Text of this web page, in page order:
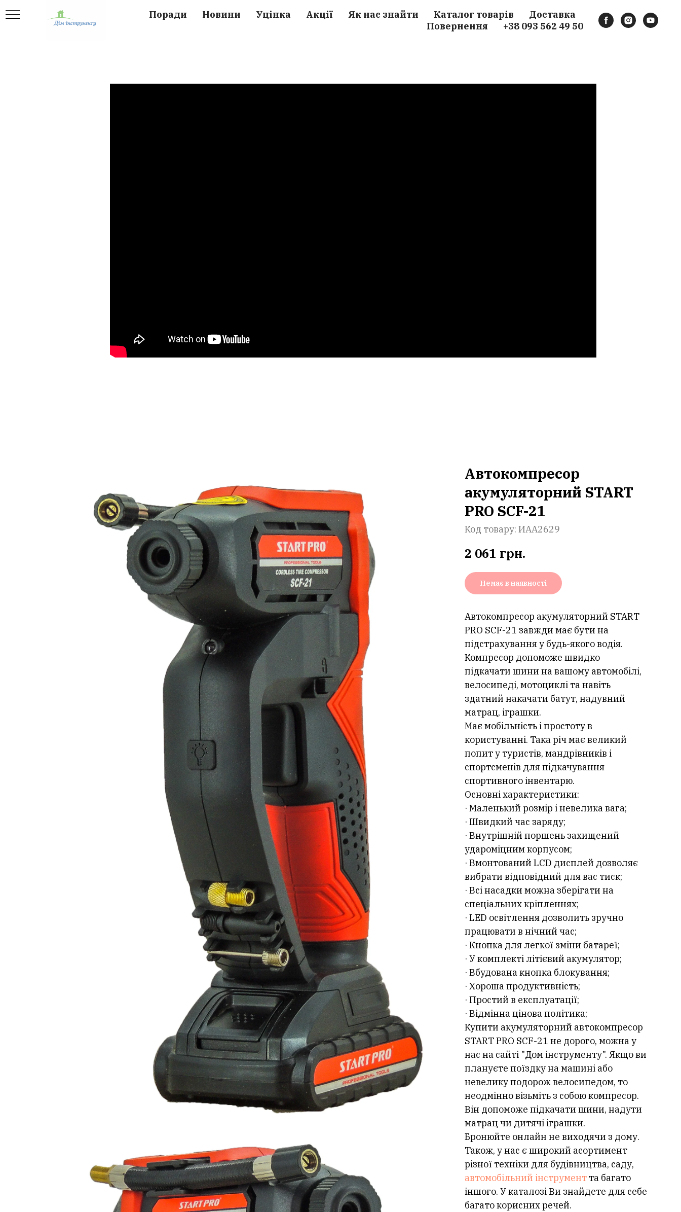
Поради Новини Уцінка Акції Як нас знайти Каталог товарів
Доставка
Повернення
+38 093 562 49 50
Автокомпресор
акумуляторний START
PRO SCF-21
Код товару: ИАА2629
2 061 грн.
Немає в наявності
Автокомпресор акумуляторний START
PRO SCF-21 завжди має бути на
підстрахування у будь-якого водія.
Компресор допоможе швидко
підкачати шини на вашому автомобілі,
велосипеді, мотоциклі та навіть
здатний накачати батут, надувний
матрац, іграшки.
Має мобільність і простоту в
користуванні. Така річ має великий
попит у туристів, мандрівників і
спортсменів для підкачування
спортивного інвентарю.
Основні характеристики:
· Маленький розмір і невелика вага;
· Швидкий час заряду;
· Внутрішній поршень захищений
удароміцним корпусом;
· Вмонтований LCD дисплей дозволяє
вибрати відповідний для вас тиск;
· Всі насадки можна зберігати на
спеціальних кріпленнях;
· LED освітлення дозволить зручно
працювати в нічний час;
· Кнопка для легкої зміни батареї;
· У комплекті літієвий акумулятор;
· Вбудована кнопка блокування;
· Хороша продуктивність;
· Простий в експлуатації;
· Відмінна цінова політика;
Купити акумуляторний автокомпресор
START PRO SCF-21 не дорого, можна у
нас на сайті "Дом інструменту". Якщо ви
плануєте поїздку на машині або
невелику подорож велосипедом, то
неодмінно візьміть з собою компресор.
Він допоможе підкачати шини, надути
матрац чи дитячі іграшки.
Бронюйте онлайн не виходячи з дому.
Також, у нас є широкий асортимент
різної техніки для будівництва, саду,
автомобільний інструмент та багато
іншого. У каталозі Ви знайдете для себе
багато корисних речей.